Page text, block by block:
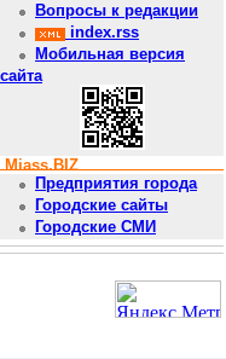
Вопросы к редакции
index.rss
Мобильная версия
сайта
Miass.BIZ
Предприятия города
Городские сайты
Городские СМИ